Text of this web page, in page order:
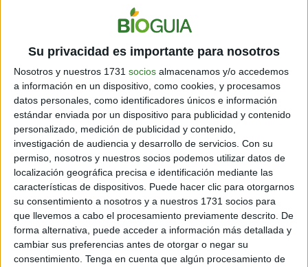
Su privacidad es importante para nosotros
Nosotros y nuestros 1731 socios almacenamos y/o accedemos
a información en un dispositivo, como cookies, y procesamos
datos personales, como identificadores únicos e información
estándar enviada por un dispositivo para publicidad y contenido
personalizado, medición de publicidad y contenido,
investigación de audiencia y desarrollo de servicios. Con su
permiso, nosotros y nuestros socios podemos utilizar datos de
localización geográfica precisa e identificación mediante las
características de dispositivos. Puede hacer clic para otorgarnos
su consentimiento a nosotros y a nuestros 1731 socios para
que llevemos a cabo el procesamiento previamente descrito. De
forma alternativa, puede acceder a información más detallada y
cambiar sus preferencias antes de otorgar o negar su
consentimiento. Tenga en cuenta que algún procesamiento de
8. JERICOACOARA, BRASIL
9. LAGOS DE PLITVICE, CROACIA
10. LINAPACAN ISLAND, PALAWAN, FILIPINAS
11. LOS ROQUES, VENEZUELA